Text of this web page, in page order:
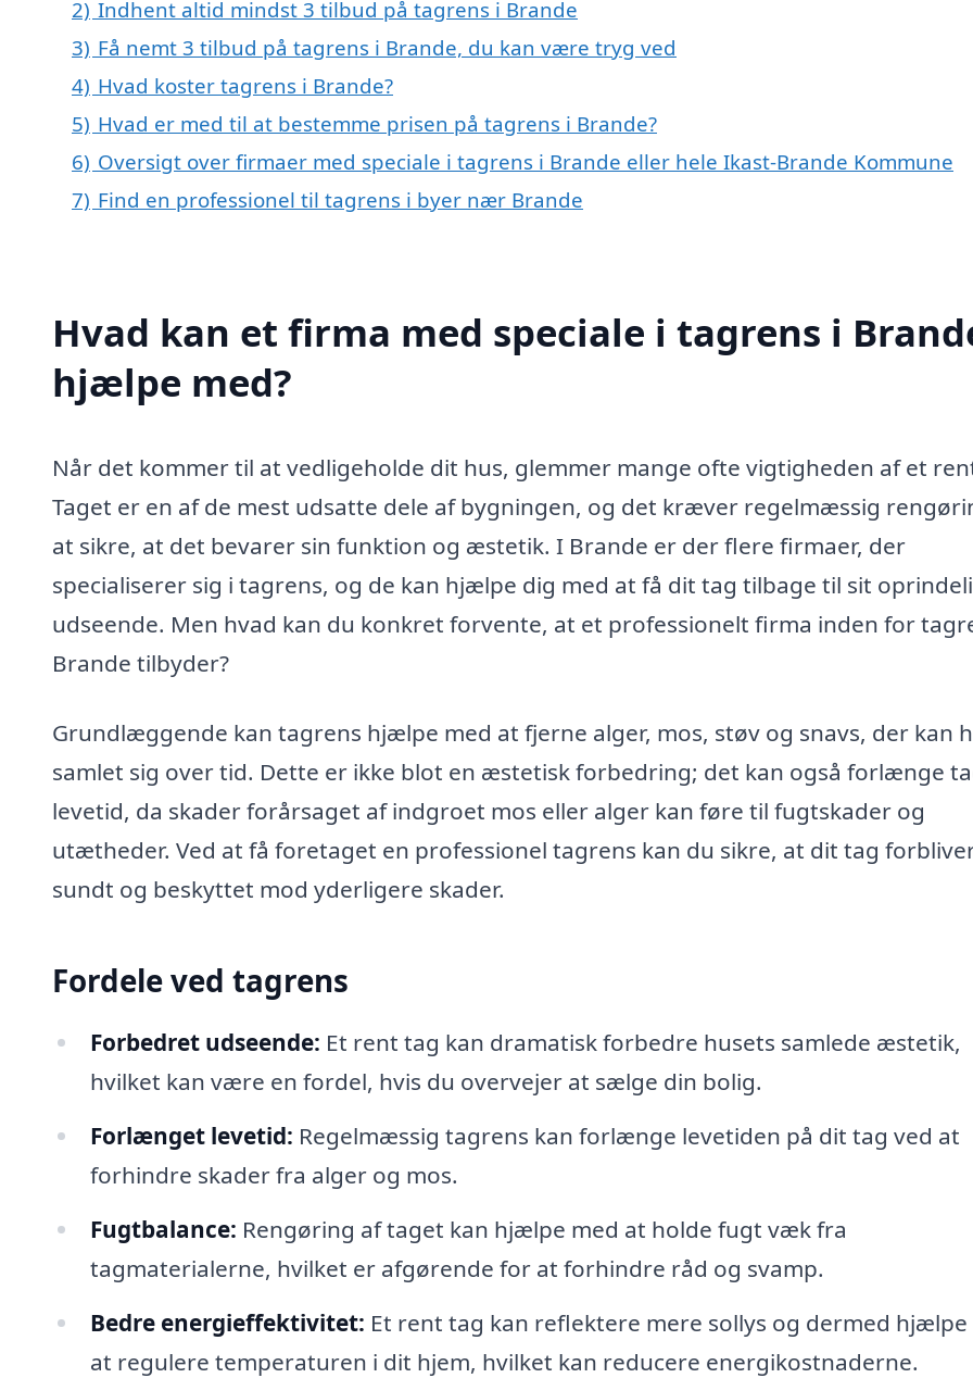
2) Indhent altid mindst 3 tilbud på tagrens i Brande
3) Få nemt 3 tilbud på tagrens i Brande, du kan være tryg ved
4) Hvad koster tagrens i Brande?
5) Hvad er med til at bestemme prisen på tagrens i Brande?
6) Oversigt over firmaer med speciale i tagrens i Brande eller hele Ikast-Brande Kommune
7) Find en professionel til tagrens i byer nær Brande
Hvad kan et firma med speciale i tagrens i
hjælpe med?
Når det kommer til at vedligeholde dit hus, glemmer mange ofte vigtigheden af et
Taget er en af de mest udsatte dele af bygningen, og det kræver regelmæssig
at sikre, at det bevarer sin funktion og æstetik. I Brande er der flere firmaer, der
specialiserer sig i tagrens, og de kan hjælpe dig med at få dit tag tilbage til sit
udseende. Men hvad kan du konkret forvente, at et professionelt firma inden for
Brande tilbyder?
Grundlæggende kan tagrens hjælpe med at fjerne alger, mos, støv og snavs, der kan
samlet sig over tid. Dette er ikke blot en æstetisk forbedring; det kan også forlænge
levetid, da skader forårsaget af indgroet mos eller alger kan føre til fugtskader og
utætheder. Ved at få foretaget en professionel tagrens kan du sikre, at dit tag
sundt og beskyttet mod yderligere skader.
Fordele ved tagrens
Forbedret udseende: Et rent tag kan dramatisk forbedre husets samlede æstetik,
hvilket kan være en fordel, hvis du overvejer at sælge din bolig.
Forlænget levetid: Regelmæssig tagrens kan forlænge levetiden på dit tag ved at
forhindre skader fra alger og mos.
Fugtbalance: Rengøring af taget kan hjælpe med at holde fugt væk fra
tagmaterialerne, hvilket er afgørende for at forhindre råd og svamp.
Bedre energieffektivitet: Et rent tag kan reflektere mere sollys og dermed hjælpe
at regulere temperaturen i dit hjem, hvilket kan reducere energikostnaderne.